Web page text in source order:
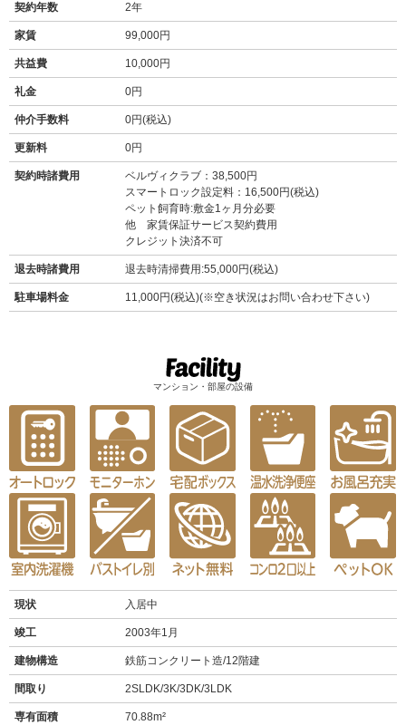
契約年数 2年
家賃 99,000円
共益費 10,000円
礼金 0円
仲介手数料 0円(税込)
更新料 0円
契約時諸費用
ベルヴィクラブ：38,500円
スマートロック設定料：16,500円(税込)
ペット飼育時:敷金1ヶ月分必要
他 家賃保証サービス契約費用
クレジット決済不可
退去時諸費用 退去時清掃費用:55,000円(税込)
駐車場料金 11,000円(税込)(※空き状況はお問い合わせ下さい)
マンション・部屋の設備
現状 入居中
竣工 2003年1月
建物構造 鉄筋コンクリート造/12階建
間取り 2SLDK/3K/3DK/3LDK
専有面積 70.88m²